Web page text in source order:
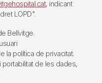
, indicant
LOPD".
Bellvitge.
la política de privacitat.
de les dades,